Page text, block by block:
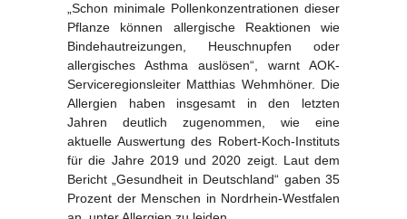
„Schon minimale Pollenkonzentrationen dieser
Pflanze können allergische Reaktionen wie
Bindehautreizungen, Heuschnupfen oder
allergisches Asthma auslösen“, warnt AOK-
Serviceregionsleiter Matthias Wehmhöner. Die
Allergien haben insgesamt in den letzten
Jahren deutlich zugenommen, wie eine
aktuelle Auswertung des Robert-Koch-Instituts
für die Jahre 2019 und 2020 zeigt. Laut dem
Bericht „Gesundheit in Deutschland“ gaben 35
Prozent der Menschen in Nordrhein-Westfalen